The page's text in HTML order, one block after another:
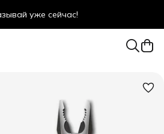
уже сейчас!
даже для физ. лиц